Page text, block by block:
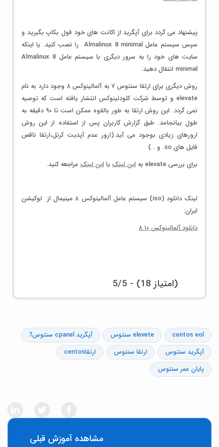
پیشنهاد می گردد برای آپگرید از اکانت های خود فول بکاپ بگیرید و
سپس سیستم عامل Almalinux 8 minimal را نصب کنید. یا اینکه
سایت های خود را به سرور دیگری با سیستم عامل Almalinux 8
minimal انتقال دهید.
روش دیگری برای ارتقا سنتوس ۷ به آلمالینوکس ۸ وجود دارد به نام
elevate و توسط شرکت کلودلینوکس انتشار یافته است که
توصیه
نمی گردد
. این روش ارتقا به طور بالقوه ممکن است تا ۹۰ دقیقه به
طول بیانجامد. طبق گزارش کاربران پس از استفاده از این روش
ارورهای زیادی بوجود می آید.(ارور عدم آپدیت کرنل،ارتقا ناقص
فایل های so. و ..)
برای بررسی elevate به
این لینکیااین لینک مراجعه کنید.
لینک دانلود (iso) سیستم عامل آلمالینوکس ۸ مینیمال از لوکیشن
ایران:
دانلود آلمالینوکس ۸.۱۰
5/5 - (18 امتیاز)
centos eol elevete سنتوس
آپگرید cpanel سنتوس7
آپگرید سنتوس
ارتقا سنتوس
ارتقاcentos
پایان عمر سنتوس
مشاهده آموزش قبلی